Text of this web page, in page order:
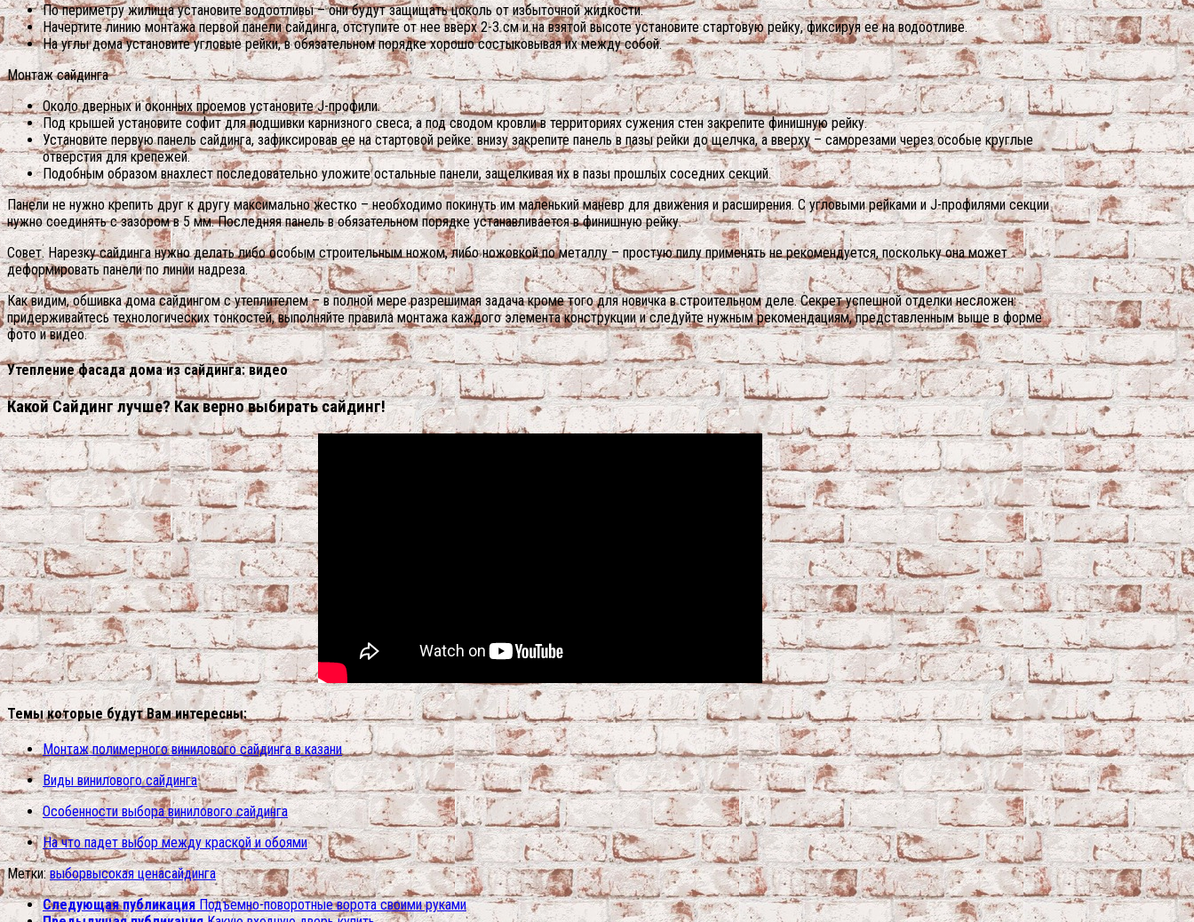
По периметру жилища установите водоотливы – они будут защищать цоколь от избыточной жидкости.
Начертите линию монтажа первой панели сайдинга, отступите от нее вверх 2-3 см и на взятой высоте установите стартовую рейку, фиксируя ее на водоотливе.
На углы дома установите угловые рейки, в обязательном порядке хорошо состыковывая их между собой.
Монтаж сайдинга
Около дверных и оконных проемов установите J-профили.
Под крышей установите софит для подшивки карнизного свеса, а под сводом кровли в территориях сужения стен закрепите финишную рейку.
Установите первую панель сайдинга, зафиксировав ее на стартовой рейке: внизу закрепите панель в пазы рейки до щелчка, а вверху – саморезами через особые круглые
отверстия для крепежей.
Подобным образом внахлест последовательно уложите остальные панели, защелкивая их в пазы прошлых соседних секций.
Панели не нужно крепить друг к другу максимально жестко – необходимо покинуть им маленький маневр для движения и расширения. С угловыми рейками и J-профилями секции
нужно соединять с зазором в 5 мм. Последняя панель в обязательном порядке устанавливается в финишную рейку.
Совет. Нарезку сайдинга нужно делать либо особым строительным ножом, либо ножовкой по металлу – простую пилу применять не рекомендуется, поскольку она может
деформировать панели по линии надреза.
Как видим, обшивка дома сайдингом с утеплителем – в полной мере разрешимая задача кроме того для новичка в строительном деле. Секрет успешной отделки несложен:
придерживайтесь технологических тонкостей, выполняйте правила монтажа каждого элемента конструкции и следуйте нужным рекомендациям, представленным выше в форме
фото и видео.
Утепление фасада дома из сайдинга: видео
Какой Сайдинг лучше? Как верно выбирать сайдинг!
Темы которые будут Вам интересны:
Монтаж полимерного винилового сайдинга в казани
Виды винилового сайдинга
Особенности выбора винилового сайдинга
На что падет выбор между краской и обоями
Метки: выборвысокая ценасайдинга
Следующая публикация Подъемно-поворотные ворота своими руками